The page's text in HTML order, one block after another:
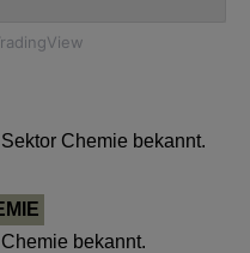
Chemie bekannt.
bekannt.